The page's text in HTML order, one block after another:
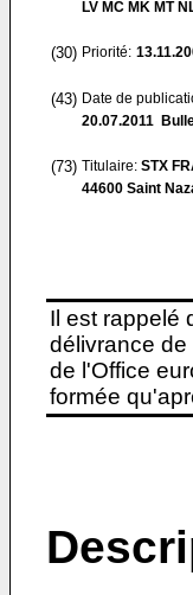
LV MC MK MT
(30) Priorité:
(43) Date de
20.07.2011
(73) Titulaire: STX
44600 Saint
Il est rappelé
délivrance
de l'Office
formée